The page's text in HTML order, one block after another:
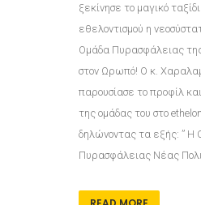
ξεκίνησε το μαγικό
εθελοντισμού η
Ομάδα Πυρασφάλειας
στον Ωρωπό! Ο κ.
παρουσίασε το προφίλ
της ομάδας του στο
δηλώνοντας τα εξής: ” Η
Πυρασφάλειας Νέας